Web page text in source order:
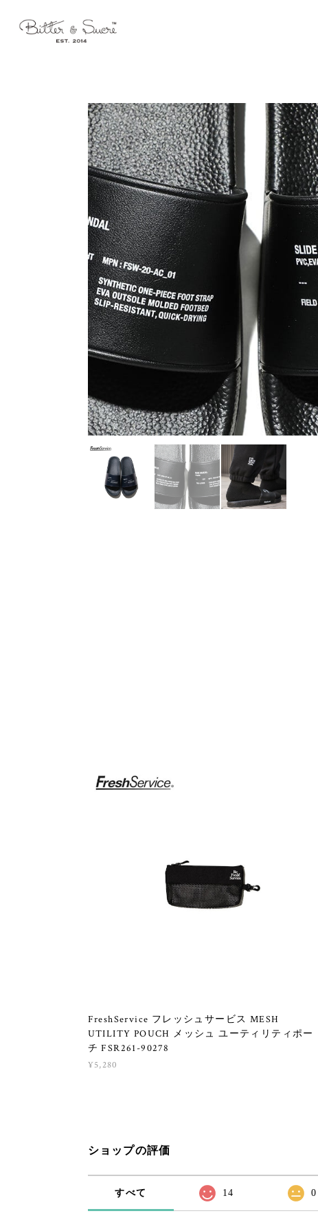
FreshService フレッシュサービス MESH
UTILITY POUCH メッシュ ユーティリティポー
チ FSR261-90278
¥5,280
ショップの評価
すべて 14 0